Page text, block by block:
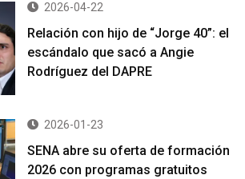
2026-04-22
Relación con hijo de “Jorge 40”: el
escándalo que sacó a Angie
Rodríguez del DAPRE
2026-01-23
SENA abre su oferta de formación
2026 con programas gratuitos